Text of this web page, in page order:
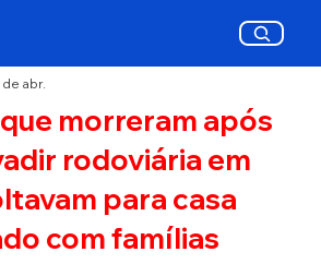
morreram após
rodoviária em
para casa
com famílias
abr.